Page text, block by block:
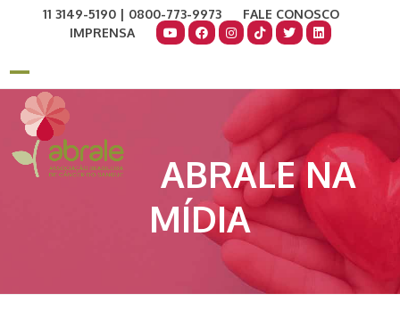
11 3149-5190 | 0800-773-9973
FALE CONOSCO
IMPRENSA
Open
mobile
menu
Close
mobile
menu
ABRALE NA
MÍDIA